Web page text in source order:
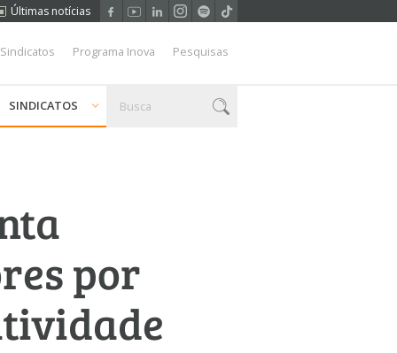
Últimas notícias
Programa Inova Pesquisas
SINDICATOS
por